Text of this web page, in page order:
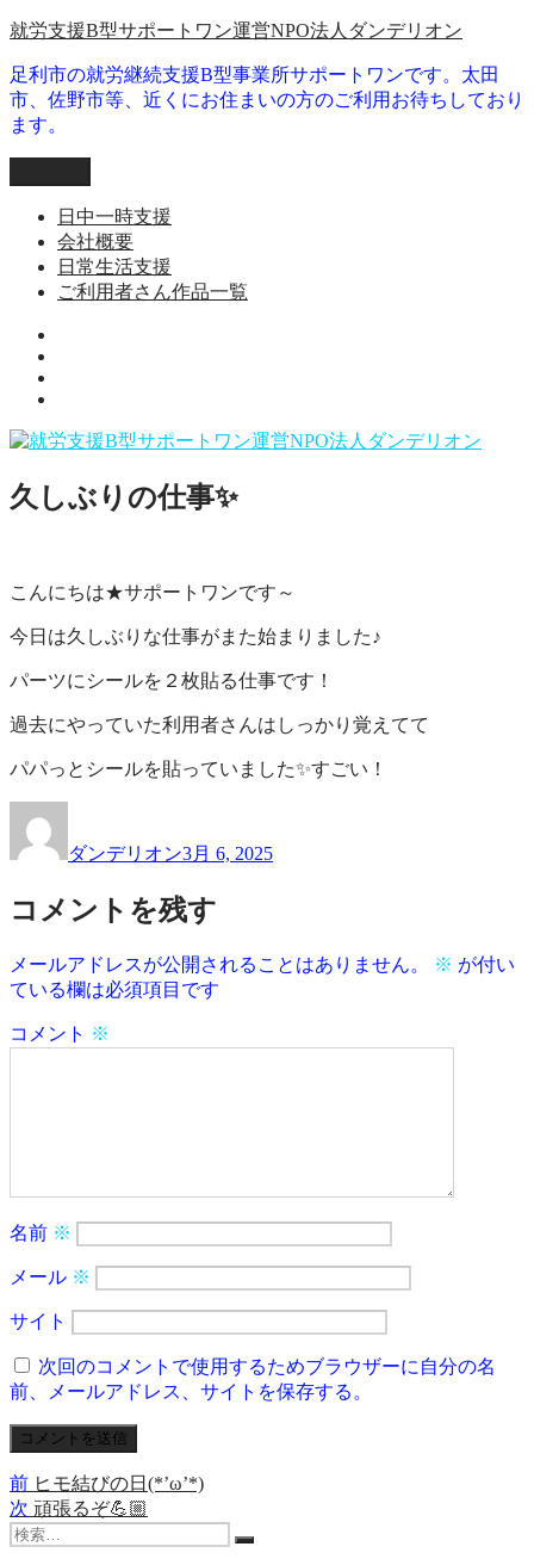
コ
テ
ン
ツ
へ
就労支援B型サポートワン運営NPO法人ダンデリオン
足利市の就労継続支援B型事業所サポートワンです。太田
市、佐野市等、近くにお住まいの方のご利用お待ちしており
ます。
日中一時支援
会社概要
日常生活支援
ご利用者さん作品一覧
支
型
所
サ
ポ
ト
ン
活
支
概
要
用
さ
一
覧
久しぶりの仕事✨
こんにちは★サポートワンです～
今日は久しぶりな仕事がまた始まりました♪
パーツにシールを２枚貼る仕事です！
過去にやっていた利用者さんはしっかり覚えてて
パパっとシールを貼っていました✨すごい！
者
ダンデリオン日:
3月 6, 2025
コメントを残す
メールアドレスが公開されることはありません。 ※ が付い
ている欄は必須項目です
コメント ※
名前 ※
メール ※
サイト
次回のコメントで使用するためブラウザーに自分の名
前、メールアドレス、サイトを保存する。
投
稿
前 前
の
投
ヒモ結びの日(*’ω’*)
次 次
の
頑張るぞ💪🏼
検
検